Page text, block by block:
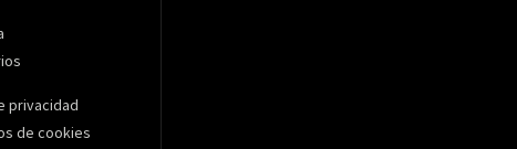
privacidad
de cookies